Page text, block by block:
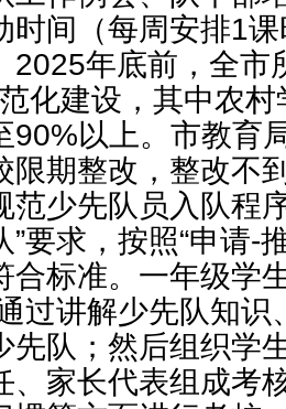
时间（每周安排1
2025年底前，全
化建设，其中农
90%以上。市教育
限期整改，整改不
范少先队员入队程
”要求，按照“申请-
合标准。一年级学
过讲解少先队知
先队；然后组织学
、家长代表组成考